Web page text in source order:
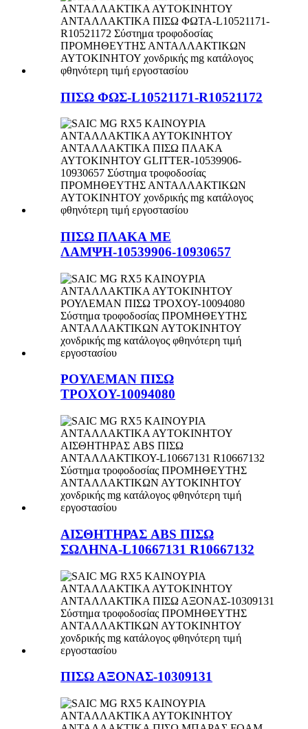
ΠΙΣΩ ΦΩΣ-L10521171-R10521172
ΠΙΣΩ ΠΛΑΚΑ ΜΕ
ΛΑΜΨΗ-10539906-10930657
ΡΟΥΛΕΜΑΝ ΠΙΣΩ
ΤΡΟΧΟΥ-10094080
ΑΙΣΘΗΤΗΡΑΣ ABS ΠΙΣΩ
ΣΩΛΗΝΑ-L10667131 R10667132
ΠΙΣΩ ΑΞΟΝΑΣ-10309131